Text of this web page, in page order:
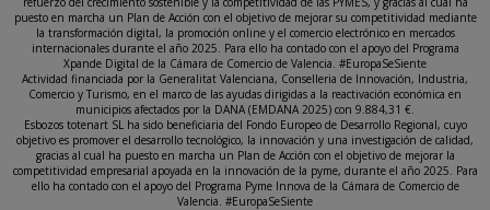
puesto en marcha un Plan de Acción con el objetivo de mejorar su competitividad mediante
la transformación digital, la promoción online y el comercio electrónico en mercados
internacionales durante el año 2025. Para ello ha contado con el apoyo del Programa
Xpande Digital de la Cámara de Comercio de Valencia. #EuropaSeSiente
Actividad financiada por la Generalitat Valenciana, Conselleria de Innovación, Industria,
Comercio y Turismo, en el marco de las ayudas dirigidas a la reactivación económica en
municipios afectados por la DANA (EMDANA 2025) con 9.884,31 €.
Esbozos totenart SL ha sido beneficiaria del Fondo Europeo de Desarrollo Regional, cuyo
objetivo es promover el desarrollo tecnológico, la innovación y una investigación de calidad,
gracias al cual ha puesto en marcha un Plan de Acción con el objetivo de mejorar la
competitividad empresarial apoyada en la innovación de la pyme, durante el año 2025. Para
ello ha contado con el apoyo del Programa Pyme Innova de la Cámara de Comercio de
Valencia. #EuropaSeSiente